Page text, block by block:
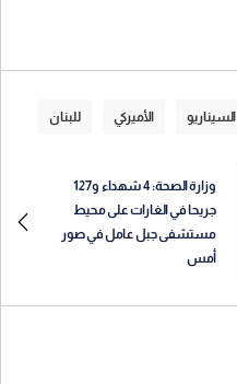
السيناريو الأميركي للبنان
وزارة الصحة: 4 شهداء و127
جريحا في الغارات على محيط
مستشفى جبل عامل في صور
أمس